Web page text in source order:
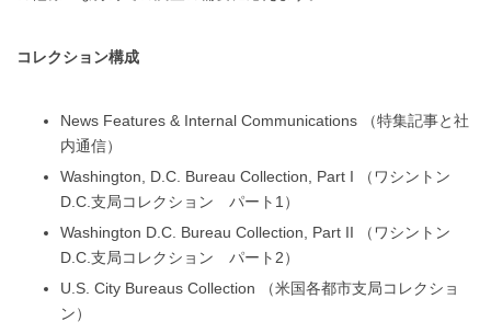
コレクション構成
News Features & Internal Communications （特集記事と社
内通信）
Washington, D.C. Bureau Collection, Part I （ワシントン
D.C.支局コレクション パート1）
Washington D.C. Bureau Collection, Part II （ワシントン
D.C.支局コレクション パート2）
U.S. City Bureaus Collection （米国各都市支局コレクショ
ン）